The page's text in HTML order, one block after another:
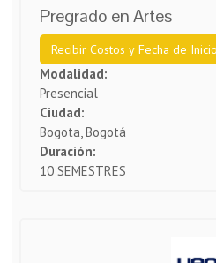
Pregrado en Artes
Recibir Costos y Fecha de
Modalidad:
Presencial
Ciudad:
Bogota, Bogotá
Duración:
10 SEMESTRES